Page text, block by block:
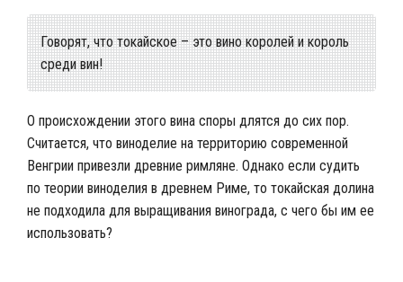
Говорят, что токайское – это вино королей и король
среди вин!
О происхождении этого вина споры длятся до сих пор.
Считается, что виноделие на территорию современной
Венгрии привезли древние римляне. Однако если судить
по теории виноделия в древнем Риме, то токайская долина
не подходила для выращивания винограда, с чего бы им ее
использовать?